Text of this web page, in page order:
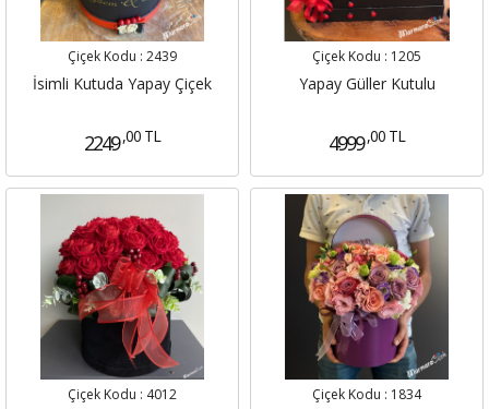
Çiçek Kodu : 2439
İsimli Kutuda Yapay Çiçek
2249 ,00 TL
Çiçek Kodu : 1205
Yapay Güller Kutulu
4999 ,00 TL
Çiçek Kodu : 4012 Çiçek Kodu : 1834